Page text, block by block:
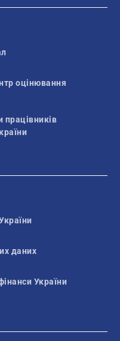
оцінювання
даних
України